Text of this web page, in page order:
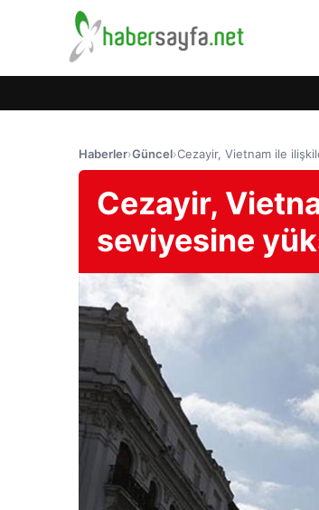
Haberler›Güncel›Cezayir, Vietnam ile
Cezayir,
seviyesine